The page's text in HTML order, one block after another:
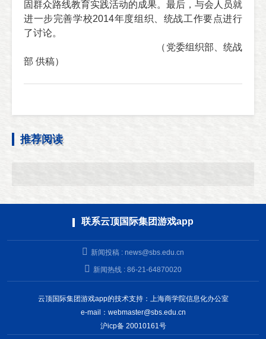
固群众路线教育实践活动的成果。最后，与会人员就
进一步完善学校2014年度组织、统战工作要点进行
了讨论。
（党委组织部、统战
部 供稿）
推荐阅读
联系云顶国际集团游戏app
新闻投稿 : news@sbs.edu.cn
新闻热线 : 86-21-64870020
云顶国际集团游戏app的技术支持：上海商学院信息化办公室
e-mail： webmaster@sbs.edu.cn
沪icp备 20010161号